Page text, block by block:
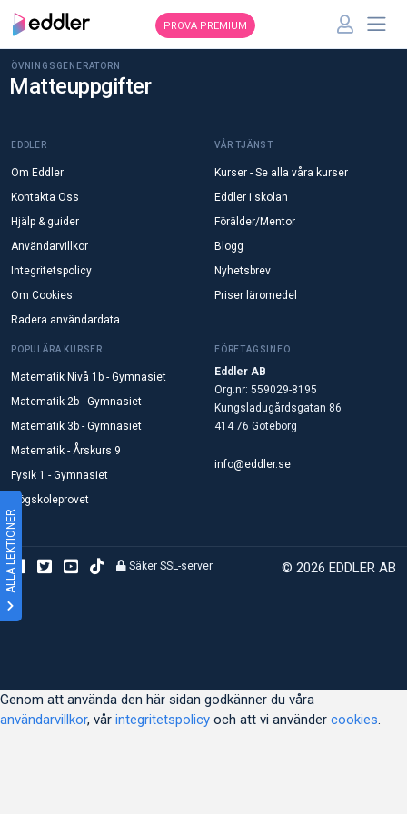
ALLA LEKTIONER
PROVA PREMIUM
ÖVNINGSGENERATORN
Matteuppgifter
EDDLER
Om Eddler
Kontakta Oss
Hjälp & guider
Användarvillkor
Integritetspolicy
Om Cookies
Radera användardata
VÅR TJÄNST
Kurser - Se alla våra kurser
Eddler i skolan
Förälder/Mentor
Blogg
Nyhetsbrev
Priser läromedel
POPULÄRA KURSER
Matematik Nivå 1b - Gymnasiet
Matematik 2b - Gymnasiet
Matematik 3b - Gymnasiet
Matematik - Årskurs 9
Fysik 1 - Gymnasiet
Högskoleprovet
FÖRETAGSINFO
Eddler AB
Org.nr: 559029-8195
Kungsladugårdsgatan 86
414 76 Göteborg
info@eddler.se
© 2026 EDDLER AB
Säker SSL-server
Genom att använda den här sidan godkänner du våra
användarvillkor, vår integritetspolicy och att vi använder cookies.